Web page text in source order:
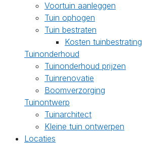
Voortuin aanleggen
Tuin ophogen
Tuin bestraten
Kosten tuinbestrating
Tuinonderhoud
Tuinonderhoud prijzen
Tuinrenovatie
Boomverzorging
Tuinontwerp
Tuinarchitect
Kleine tuin ontwerpen
Locaties